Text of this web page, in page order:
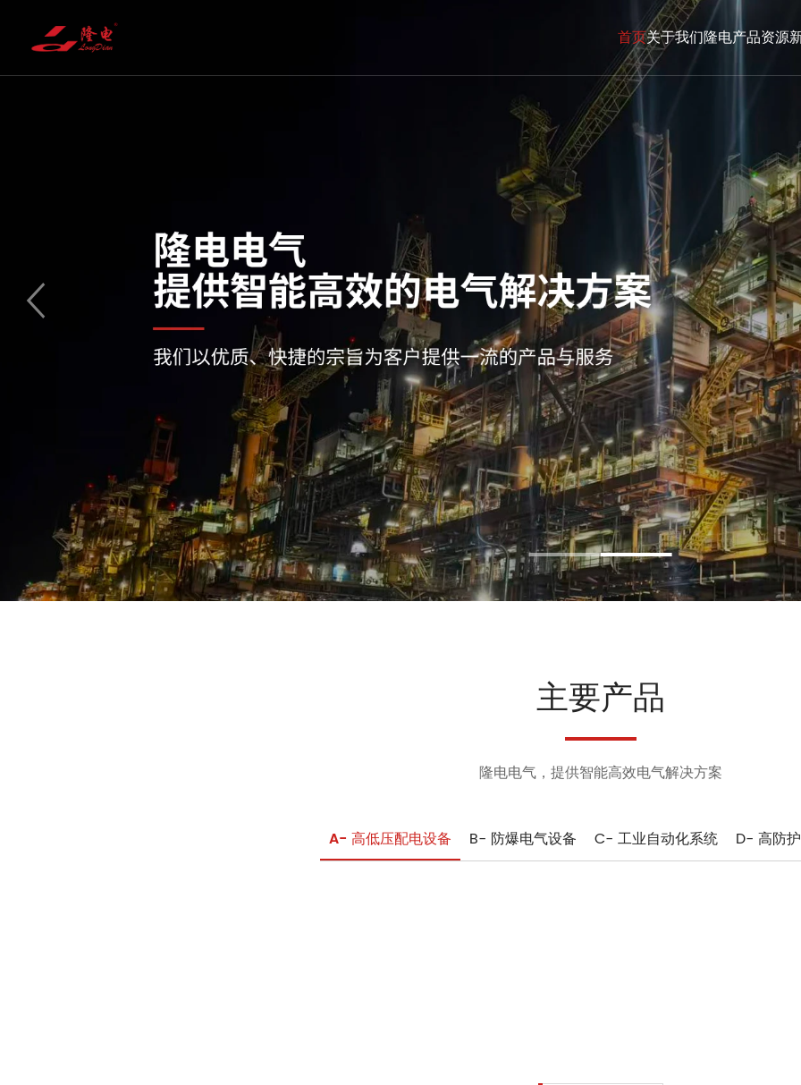
首页关于我们隆电产品资源
主要产品
隆电电气，提供智能高效电气解决方案
A- 高低压配电设备 B- 防爆电气设备 C- 工业自动化系统 D- 高防